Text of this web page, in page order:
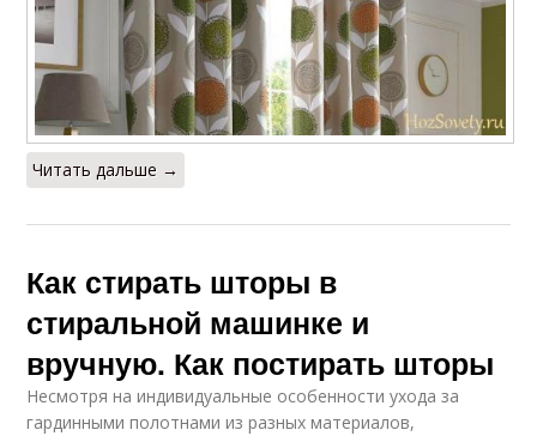
Читать дальше →
Как стирать шторы в
стиральной машинке и
вручную. Как постирать шторы
Несмотря на индивидуальные особенности ухода за
гардинными полотнами из разных материалов,